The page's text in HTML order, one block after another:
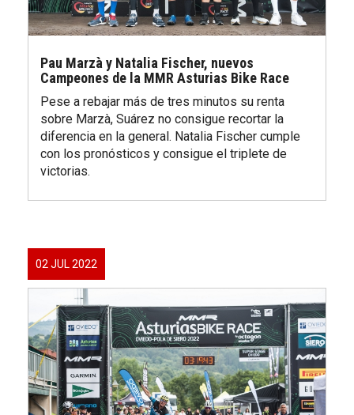
Pau Marzà y Natalia Fischer, nuevos
Campeones de la MMR Asturias Bike Race
Pese a rebajar más de tres minutos su renta
sobre Marzà, Suárez no consigue recortar la
diferencia en la general. Natalia Fischer cumple
con los pronósticos y consigue el triplete de
victorias.
02 JUL 2022